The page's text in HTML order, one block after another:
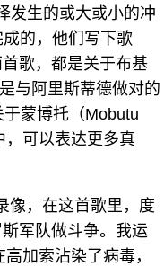
发生的或大或小的冲
的，他们写下歌
歌，都是关于布基
与阿里斯蒂德做对的
蒙博托（Mobutu
，可以表达更多真
像，在这首歌里，度
军队做斗争。我运
加索沾染了病毒，